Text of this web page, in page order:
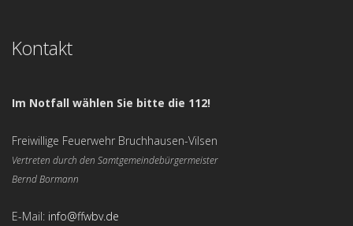
Kontakt
Im Notfall wählen Sie bitte die 112!
Freiwillige Feuerwehr Bruchhausen-Vilsen
Vertreten durch den Samtgemeindebürgermeister
Bernd Bormann
E-Mail: info@ffwbv.de